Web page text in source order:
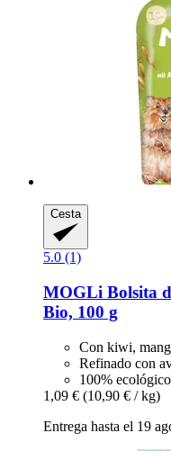
Cesta
5.0 (1)
MOGLi Bolsita
Bio, 100 g
Con kiwi,
Refinado con
100%
1,09 € (10,90 € / kg)
Entrega hasta el 19